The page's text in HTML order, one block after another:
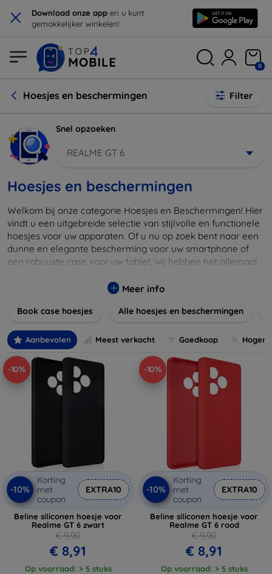
× Download onze app en u kunt
gemakkelijker winkelen!
0
Hoesjes en beschermingen Filter
Snel opzoeken
REALME GT 6
Hoesjes en beschermingen
Welkom bij onze categorie Hoesjes en Beschermingen! Hier
vindt u een uitgebreide selectie van stijlvolle en functionele
hoesjes voor uw apparaten. Of u nu op zoek bent naar een
dunne en elegante bescherming voor uw smartphone of
een robuuste case voor uw tablet, wij hebben het allemaal.
beschermen tegen krassen, vallen en dagelijkse slijtage,
kunststof tot luxe leer, en kies de perfecte match voor uw
stijl. Vergeet niet om ook naar onze schermbeschermers en
andere accessoires te kijken voor een complete
bescherming van uw apparaten. Shop nu en geef uw
apparaat de bescherming die het verdient!
Meer info
Book case hoesjes Alle hoesjes en beschermingen
Aanbevolen Meest verkocht Goedkoop
-10%
-10%
Korting
met
coupon
EXTRA10
Beline siliconen hoesje voor
Realme GT 6 zwart
€ 9,90
€ 8,91
Op voorraad: > 5 stuks
-10%
-10%
Korting
met
coupon
EXTRA10
Beline siliconen hoesje voor
Realme GT 6 rood
€ 9,90
€ 8,91
Op voorraad: > 5 stuks